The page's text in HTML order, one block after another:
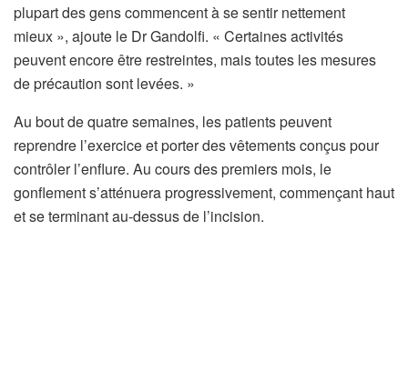
plupart des gens commencent à se sentir nettement
mieux », ajoute le Dr Gandolfi. « Certaines activités
peuvent encore être restreintes, mais toutes les mesures
de précaution sont levées. »
Au bout de quatre semaines, les patients peuvent
reprendre l’exercice et porter des vêtements conçus pour
contrôler l’enflure. Au cours des premiers mois, le
gonflement s’atténuera progressivement, commençant haut
et se terminant au-dessus de l’incision.